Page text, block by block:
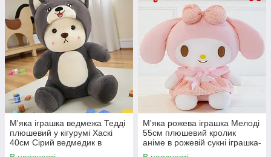
М'яка іграшка ведмежа Тедді
плюшевий у кігурумі Хаскі
40см Сірий ведмедик в
костюмі іграшка-антистрес на
М'яка рожева іграшка Мелоді
55см плюшевий кролик
аніме в рожевій сукні іграшка-
антистрес на подарунок для